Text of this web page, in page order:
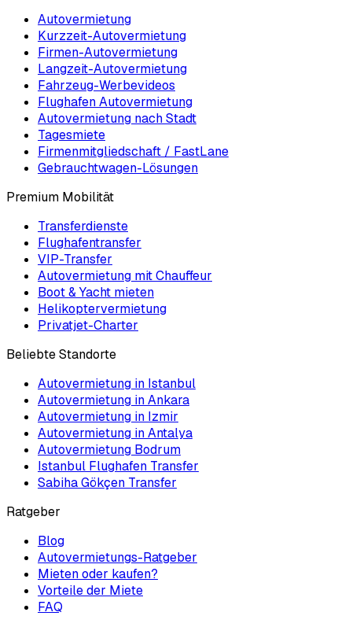
Autovermietung
Kurzzeit-Autovermietung
Firmen-Autovermietung
Langzeit-Autovermietung
Fahrzeug-Werbevideos
Flughafen Autovermietung
Autovermietung nach Stadt
Tagesmiete
Firmenmitgliedschaft / FastLane
Gebrauchtwagen-Lösungen
Premium Mobilität
Transferdienste
Flughafentransfer
VIP-Transfer
Autovermietung mit Chauffeur
Boot & Yacht mieten
Helikoptervermietung
Privatjet-Charter
Beliebte Standorte
Autovermietung in Istanbul
Autovermietung in Ankara
Autovermietung in Izmir
Autovermietung in Antalya
Autovermietung Bodrum
Istanbul Flughafen Transfer
Sabiha Gökçen Transfer
Ratgeber
Blog
Autovermietungs-Ratgeber
Mieten oder kaufen?
Vorteile der Miete
FAQ